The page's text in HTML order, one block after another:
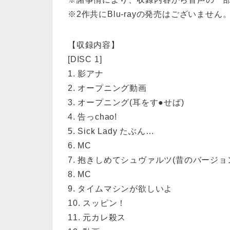
※2作共にBlu-rayの発売はございません
【収録内容】
[DISC 1]
1. 影アナ
2. オープニング動画
3. オープニング(耳をす●せば)
4. 告っchao!
5. Sick Lady たぶん…
6. MC
7. 抱きしめてシュヴァルツ(昔のバージョ
8. MC
9. タイムマシンが欲しいよ
10. スッピン！
11. 元カレ殺ス